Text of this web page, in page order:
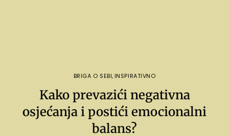
BRIGA O SEBI, INSPIRATIVNO
Kako prevazići negativna
osjećanja i postići emocionalni
balans?